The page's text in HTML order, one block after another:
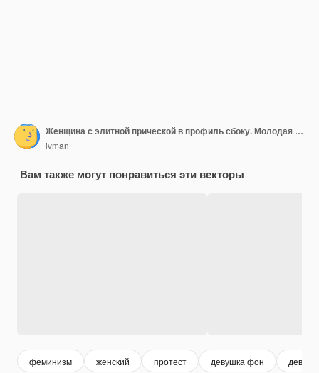
Женщина с элитной прической в профиль сбоку. Молодая девушка, феминизм, равенство, права женщин
ivman
Вам также могут понравиться эти векторы
феминизм женский протест девушка фон